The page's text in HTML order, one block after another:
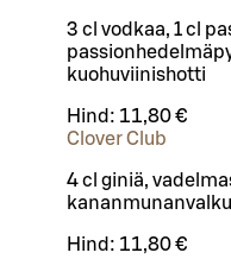
3 cl vodkaa, 1 cl
kuohuviinishotti
Hind: 11,80 €
Clover Club
4 cl giniä,
Hind: 11,80 €